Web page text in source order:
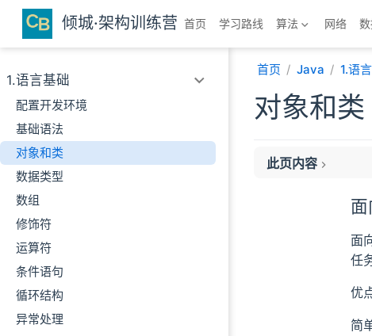
跳至主要內容
倾城·架构训练营 首页 学习路线 算法 网络
1.语言基础
配置开发环境
基础语法
对象和类
数据类型
数组
修饰符
运算符
条件语句
循环结构
异常处理
首页 Java 1.语
对象和类
此页内容
面向过程到面向对象
面向对象核心思想
面
任
优
简